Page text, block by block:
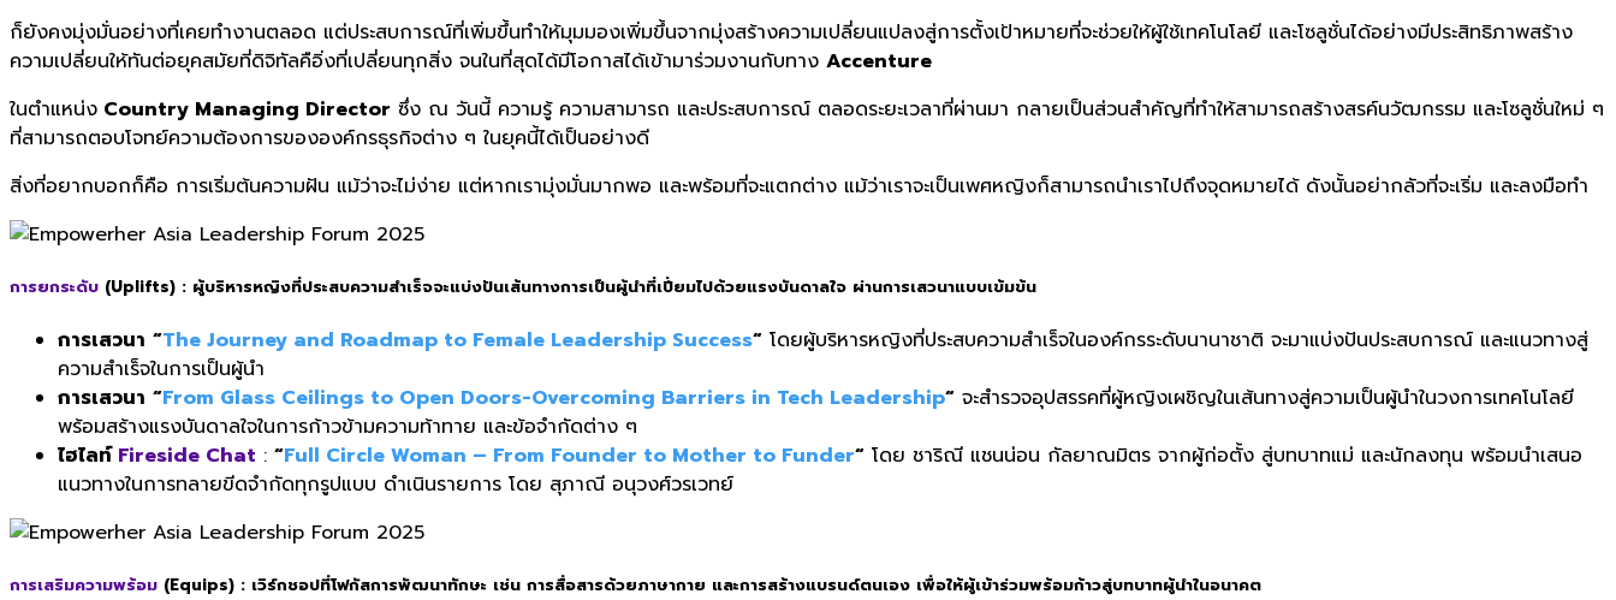
ก็ยังคงมุ่งมั่นอย่างที่เคยทำงานตลอด แต่ประสบการณ์ที่เพิ่มขึ้นทำให้มุมมองเพิ่มขึ้นจากมุ่งสร้างความเปลี่ยนแปลงสู่การตั้งเป้าหมายที่จะช่วยให้ผู้ใช้เทคโนโลยี และโซลูชั่นได้อย่างมีประสิทธิภาพสร้าง
ความเปลี่ยนให้ทันต่อยุคสมัยที่ดิจิทัลคือิ่งที่เปลี่ยนทุกสิ่ง จนในที่สุดได้มีโอกาสได้เข้ามาร่วมงานกับทาง Accenture
ในตำแหน่ง Country Managing Director ซึ่ง ณ วันนี้ ความรู้ ความสามารถ และประสบการณ์ ตลอดระยะเวลาที่ผ่านมา กลายเป็นส่วนสำคัญที่ทำให้สามารถสร้างสรค์นวัฒกรรม และโซลูชั่นใหม่ ๆ
ที่สามารถตอบโจทย์ความต้องการขององค์กรธุรกิจต่าง ๆ ในยุคนี้ได้เป็นอย่างดี
สิ่งที่อยากบอกก็คือ การเริ่มต้นความฝัน แม้ว่าจะไม่ง่าย แต่หากเรามุ่งมั่นมากพอ และพร้อมที่จะแตกต่าง แม้ว่าเราจะเป็นเพศหญิงก็สามารถนำเราไปถึงจุดหมายได้ ดังนั้นอย่ากลัวที่จะเริ่ม และลงมือทำ
การยกระดับ (Uplifts) : ผู้บริหารหญิงที่ประสบความสำเร็จจะแบ่งปันเส้นทางการเป็นผู้นำที่เปี่ยมไปด้วยแรงบันดาลใจ ผ่านการเสวนาแบบเข้มข้น
การเสวนา “The Journey and Roadmap to Female Leadership Success“ โดยผู้บริหารหญิงที่ประสบความสำเร็จในองค์กรระดับนานาชาติ จะมาแบ่งปันประสบการณ์ และแนวทางสู่
ความสำเร็จในการเป็นผู้นำ
การเสวนา “From Glass Ceilings to Open Doors-Overcoming Barriers in Tech Leadership“ จะสำรวจอุปสรรคที่ผู้หญิงเผชิญในเส้นทางสู่ความเป็นผู้นำในวงการเทคโนโลยี
พร้อมสร้างแรงบันดาลใจในการก้าวข้ามความท้าทาย และข้อจำกัดต่าง ๆ
ไฮไลท์ Fireside Chat : “Full Circle Woman – From Founder to Mother to Funder“ โดย ชาริณี แชนน่อน กัลยาณมิตร จากผู้ก่อตั้ง สู่บทบาทแม่ และนักลงทุน พร้อมนำเสนอ
แนวทางในการทลายขีดจำกัดทุกรูปแบบ ดำเนินรายการ โดย สุภาณี อนุวงศ์วรเวทย์
การเสริมความพร้อม (Equips) : เวิร์กชอปที่โฟกัสการพัฒนาทักษะ เช่น การสื่อสารด้วยภาษากาย และการสร้างแบรนด์ตนเอง เพื่อให้ผู้เข้าร่วมพร้อมก้าวสู่บทบาทผู้นำในอนาคต